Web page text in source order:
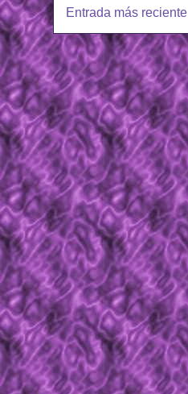
Entrada más reciente